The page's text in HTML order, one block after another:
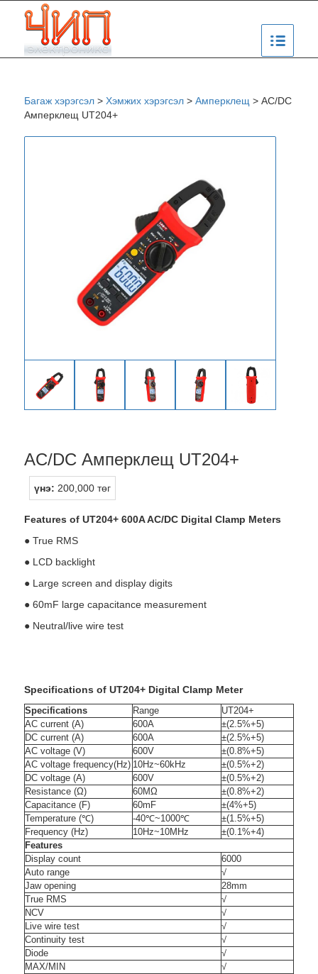
Багаж хэрэгсэл> Хэмжих хэрэгсэл> Амперклещ > AC/DC
Амперклещ UT204+
AC/DC Амперклещ UT204+
үнэ: 200,000 төг
Features of UT204+ 600A AC/DC Digital Clamp Meters
● True RMS
● LCD backlight
● Large screen and display digits
● 60mF large capacitance measurement
● Neutral/live wire test
Specifications of UT204+ Digital Clamp Meter
Specifications Range
UT204+
AC current (A)
600A
±(2.5%+5)
DC current (A)
600A
±(2.5%+5)
AC voltage (V)
600V
±(0.8%+5)
AC voltage frequency(Hz) 10Hz~60kHz
±(0.5%+2)
DC voltage (A)
600V
±(0.5%+2)
Resistance (Ω)
60MΩ
±(0.8%+2)
Capacitance (F)
60mF
±(4%+5)
Temperature (℃)
-40℃~1000℃
±(1.5%+5)
Frequency (Hz)
10Hz~10MHz
±(0.1%+4)
Features
Display count
6000
Auto range
√
Jaw opening
28mm
True RMS
√
NCV
√
Live wire test
√
Continuity test
√
Diode
√
MAX/MIN
√